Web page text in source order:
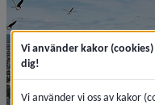
Vi använder kakor
dig!
Vi använder vi oss av kakor